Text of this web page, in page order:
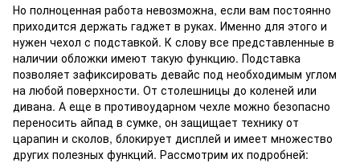
Но полноценная работа невозможна, если вам постоянно
приходится держать гаджет в руках. Именно для этого и
нужен чехол с подставкой. К слову все представленные в
наличии обложки имеют такую функцию. Подставка
позволяет зафиксировать девайс под необходимым углом
на любой поверхности. От столешницы до коленей или
дивана. А еще в противоударном чехле можно безопасно
переносить айпад в сумке, он защищает технику от
царапин и сколов, блокирует дисплей и имеет множество
других полезных функций. Рассмотрим их подробней: